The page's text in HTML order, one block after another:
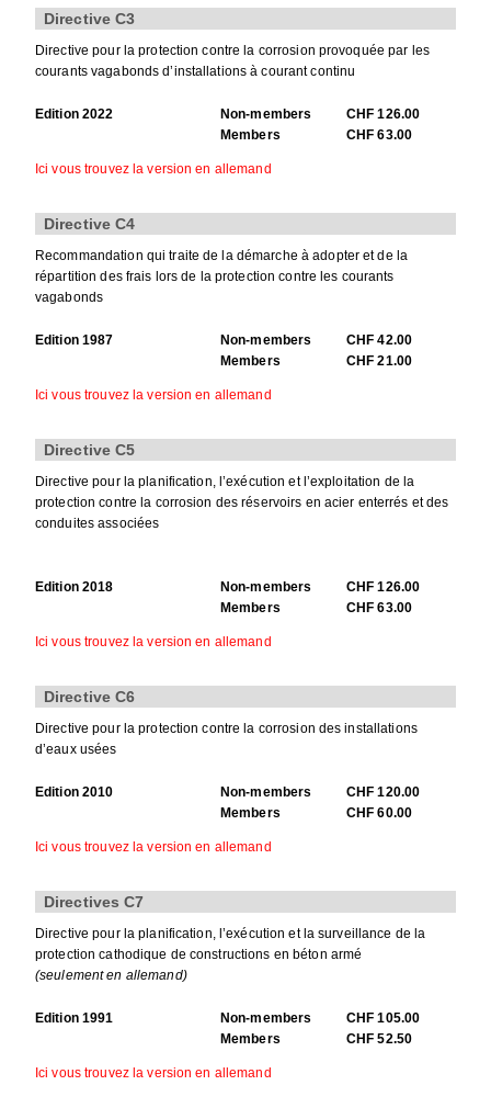
Directive C3
Directive pour la protection contre la corrosion provoquée par les
courants vagabonds d’installations à courant continu
Edition 2022 Non-members
CHF 126.00
Members
CHF 63.00
Ici vous trouvez la version en allemand
Directive C4
Recommandation qui traite de la démarche à adopter et de la
répartition des frais lors de la protection contre les courants
vagabonds
Edition 1987 Non-members
CHF 42.00
Members
CHF 21.00
Ici vous trouvez la version en allemand
Directive C5
Directive pour la planification, l’exécution et l’exploitation de la
protection contre la corrosion des réservoirs en acier enterrés et des
conduites associées
Edition 2018 Non-members
CHF 126.00
Members
CHF 63.00
Ici vous trouvez la version en allemand
Directive C6
Directive pour la protection contre la corrosion des installations
d’eaux usées
Edition 2010 Non-members
CHF 120.00
Members
CHF 60.00
Ici vous trouvez la version en allemand
Directives C7
Directive pour la planification, l’exécution et la surveillance de la
protection cathodique de constructions en béton armé
(seulement en allemand)
Edition 1991 Non-members
CHF 105.00
Members
CHF 52.50
Ici vous trouvez la version en allemand